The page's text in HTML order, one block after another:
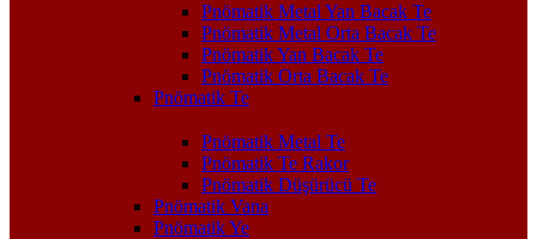
Pnömatik Metal Yan Bacak Te
Pnömatik Metal Orta Bacak Te
Pnömatik Yan Bacak Te
Pnömatik Orta Bacak Te
Pnömatik Te
Pnömatik Metal Te
Pnömatik Te Rakor
Pnömatik Düşürücü Te
Pnömatik Vana
Pnömatik Ye